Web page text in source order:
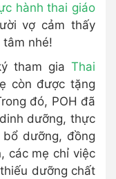
hành thai giáo
vợ cảm thấy
nhé!
tham gia Thai
còn được tặng
đó, POH đã
dưỡng, thực
dưỡng, đồng
các mẹ chỉ việc
dưỡng chất